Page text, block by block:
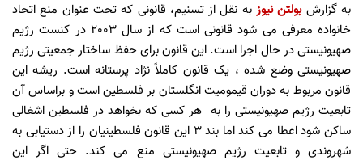
به گزارشبولتن نیوزبه نقل از تسنیم، قانونی که تحت عنوان منع اتحاد
خانواده معرفی می شود قانونی است که از سال 2003 در کنست رژیم
صهیونیستی در حال اجرا است. این قانون برای حفظ ساختار جمعیتی رژیم
صهیونیستی وضع شده ، یک قانون کاملاً نژاد پرستانه است. ریشه این
قانون مربوط به دوران قیمومیت انگلستان بر فلسطین است و براساس آن
تابعیت رژیم صهیونیستی را به هر کسی که بخواهد در فلسطین اشغالی
ساکن شود اعطا می کند اما بند 3 این قانون فلسطینیان را از دستیابی به
شهروندی و تابعیت رژیم صهیونیستی منع می کند. حتی اگر این